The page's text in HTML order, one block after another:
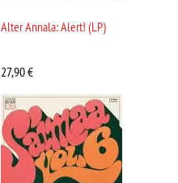
Alter Annala: Alert! (LP)
27,90€